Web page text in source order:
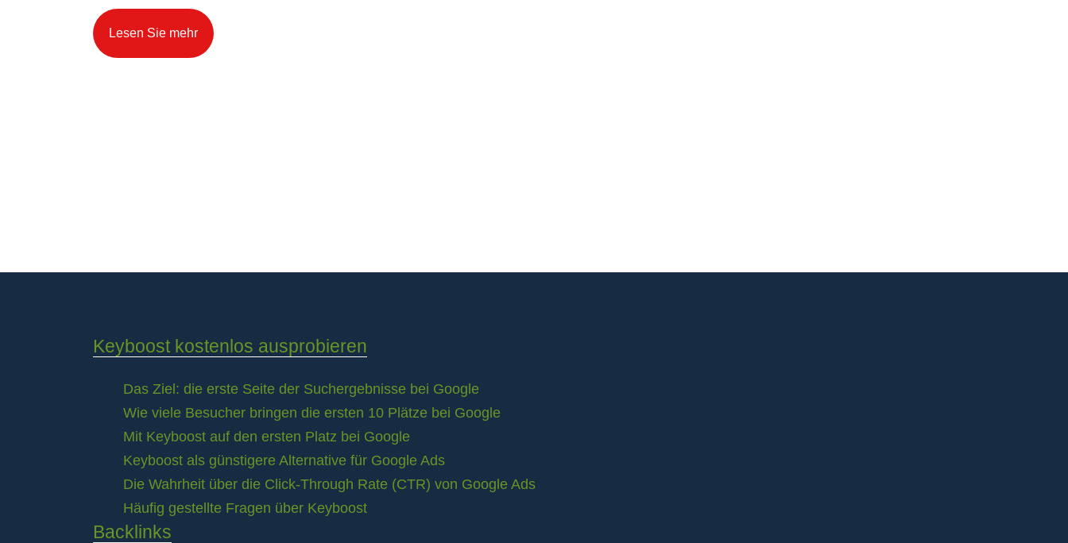
Lesen Sie mehr
Keyboost kostenlos ausprobieren
Das Ziel: die erste Seite der Suchergebnisse bei Google
Wie viele Besucher bringen die ersten 10 Plätze bei Google
Mit Keyboost auf den ersten Platz bei Google
Keyboost als günstigere Alternative für Google Ads
Die Wahrheit über die Click-Through Rate (CTR) von Google Ads
Häufig gestellte Fragen über Keyboost
Backlinks